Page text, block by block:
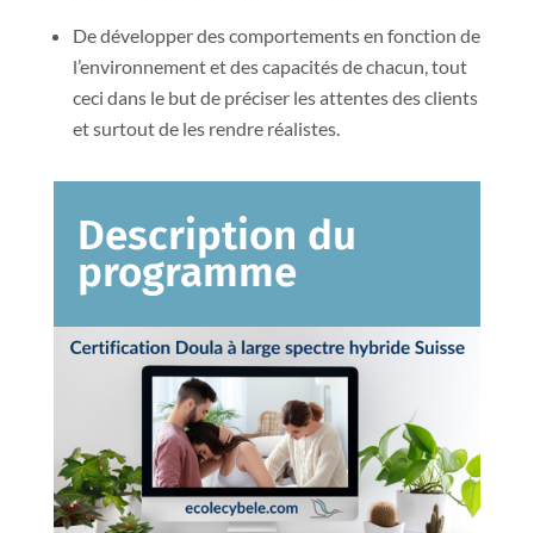
De développer des comportements en fonction de
l’environnement et des capacités de chacun, tout
ceci dans le but de préciser les attentes des clients
et surtout de les rendre réalistes.
Description du
programme